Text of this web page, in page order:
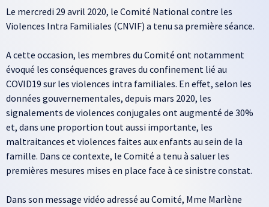
Le mercredi 29 avril 2020, le Comité National contre les
Violences Intra Familiales (CNVIF) a tenu sa première séance.
A cette occasion, les membres du Comité ont notamment
évoqué les conséquences graves du confinement lié au
COVID19 sur les violences intra familiales. En effet, selon les
données gouvernementales, depuis mars 2020, les
signalements de violences conjugales ont augmenté de 30%
et, dans une proportion tout aussi importante, les
maltraitances et violences faites aux enfants au sein de la
famille. Dans ce contexte, le Comité a tenu à saluer les
premières mesures mises en place face à ce sinistre constat.
Dans son message vidéo adressé au Comité, Mme Marlène